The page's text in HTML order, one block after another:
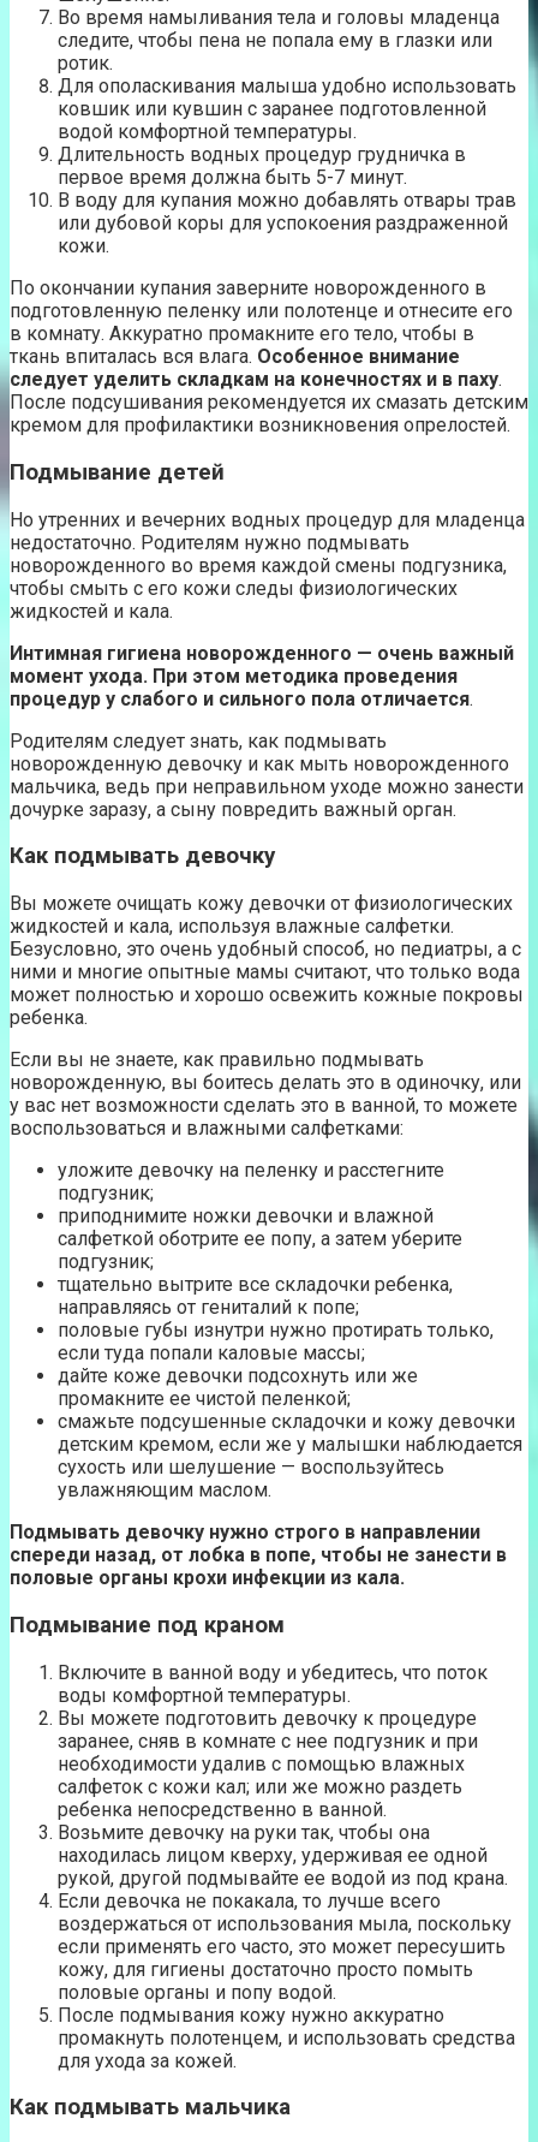
Во время намыливания тела и головы младенца
следите, чтобы пена не попала ему в глазки или
ротик.
Для ополаскивания малыша удобно использовать
ковшик или кувшин с заранее подготовленной
водой комфортной температуры.
Длительность водных процедур грудничка в
первое время должна быть 5-7 минут.
В воду для купания можно добавлять отвары трав
или дубовой коры для успокоения раздраженной
кожи.
По окончании купания заверните новорожденного в
подготовленную пеленку или полотенце и отнесите его
в комнату. Аккуратно промакните его тело, чтобы в
ткань впиталась вся влага. Особенное внимание
следует уделить складкам на конечностях и в паху.
После подсушивания рекомендуется их смазать детским
кремом для профилактики возникновения опрелостей.
Подмывание детей
Но утренних и вечерних водных процедур для младенца
недостаточно. Родителям нужно подмывать
новорожденного во время каждой смены подгузника,
чтобы смыть с его кожи следы физиологических
жидкостей и кала.
Интимная гигиена новорожденного — очень важный
момент ухода. При этом методика проведения
процедур у слабого и сильного пола отличается.
Родителям следует знать, как подмывать
новорожденную девочку и как мыть новорожденного
мальчика, ведь при неправильном уходе можно занести
дочурке заразу, а сыну повредить важный орган.
Как подмывать девочку
Вы можете очищать кожу девочки от физиологических
жидкостей и кала, используя влажные салфетки.
Безусловно, это очень удобный способ, но педиатры, а с
ними и многие опытные мамы считают, что только вода
может полностью и хорошо освежить кожные покровы
ребенка.
Если вы не знаете, как правильно подмывать
новорожденную, вы боитесь делать это в одиночку, или
у вас нет возможности сделать это в ванной, то можете
воспользоваться и влажными салфетками:
уложите девочку на пеленку и расстегните
подгузник;
приподнимите ножки девочки и влажной
салфеткой оботрите ее попу, а затем уберите
подгузник;
тщательно вытрите все складочки ребенка,
направляясь от гениталий к попе;
половые губы изнутри нужно протирать только,
если туда попали каловые массы;
дайте коже девочки подсохнуть или же
промакните ее чистой пеленкой;
смажьте подсушенные складочки и кожу девочки
детским кремом, если же у малышки наблюдается
сухость или шелушение — воспользуйтесь
увлажняющим маслом.
Подмывать девочку нужно строго в направлении
спереди назад, от лобка в попе, чтобы не занести в
половые органы крохи инфекции из кала.
Подмывание под краном
Включите в ванной воду и убедитесь, что поток
воды комфортной температуры.
Вы можете подготовить девочку к процедуре
заранее, сняв в комнате с нее подгузник и при
необходимости удалив с помощью влажных
салфеток с кожи кал; или же можно раздеть
ребенка непосредственно в ванной.
Возьмите девочку на руки так, чтобы она
находилась лицом кверху, удерживая ее одной
рукой, другой подмывайте ее водой из под крана.
Если девочка не покакала, то лучше всего
воздержаться от использования мыла, поскольку
если применять его часто, это может пересушить
кожу, для гигиены достаточно просто помыть
половые органы и попу водой.
После подмывания кожу нужно аккуратно
промакнуть полотенцем, и использовать средства
для ухода за кожей.
Как подмывать мальчика